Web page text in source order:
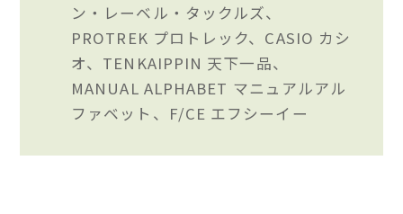
ン・レーベル・タックルズ、
PROTREK プロトレック、CASIO カシ
オ、TENKAIPPIN 天下一品、
MANUAL ALPHABET マニュアルアル
ファベット、F/CE エフシーイー